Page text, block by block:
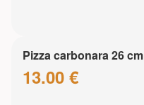
Pizza carbonara 26 cm
13.00 €